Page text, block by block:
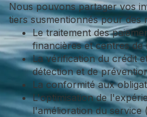
Nous pouvons partager vos
tiers susmentionnés pour des
Le traitement des
financières et centres de
La vérification du crédit
détection et de
La conformité aux
L'optimisation de
l'amélioration du service